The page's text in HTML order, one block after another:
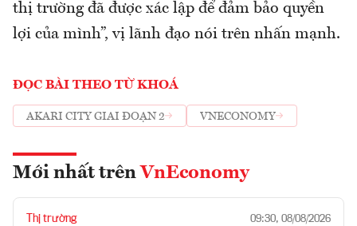
thị trường đã được xác lập để đảm bảo quyền
lợi của mình”, vị lãnh đạo nói trên nhấn mạnh.
ĐỌC BÀI THEO TỪ KHOÁ
AKARI CITY GIAI ĐOẠN 2 VNECONOMY
Mới nhất trên VnEconomy
Thị trường 09:30, 08/08/2026